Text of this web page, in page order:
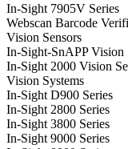
In-Sight 7905V Series
Webscan Barcode
Vision Sensors
In-Sight-SnAPP Vision
In-Sight 2000 Vision
Vision Systems
In-Sight D900 Series
In-Sight 2800 Series
In-Sight 3800 Series
In-Sight 9000 Series